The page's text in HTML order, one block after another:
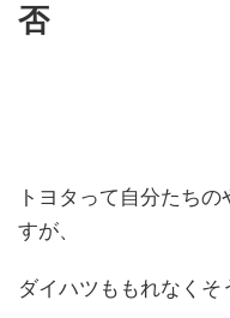
否
トヨタって自分たち
すが、
ダイハツももれなくそ